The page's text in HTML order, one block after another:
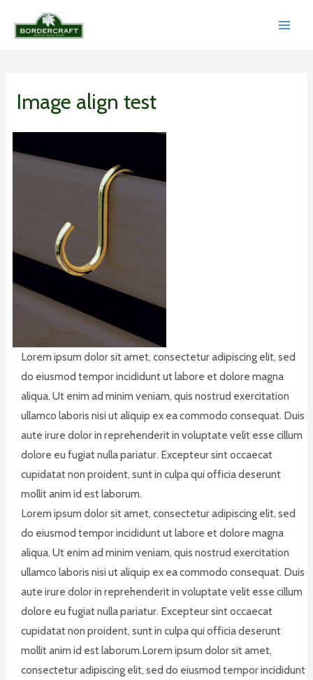
Image align test
Lorem ipsum dolor sit amet, consectetur adipiscing elit, sed
do eiusmod tempor incididunt ut labore et dolore magna
aliqua. Ut enim ad minim veniam, quis nostrud exercitation
ullamco laboris nisi ut aliquip ex ea commodo consequat. Duis
aute irure dolor in reprehenderit in voluptate velit esse cillum
dolore eu fugiat nulla pariatur. Excepteur sint occaecat
cupidatat non proident, sunt in culpa qui officia deserunt
mollit anim id est laborum.
Lorem ipsum dolor sit amet, consectetur adipiscing elit, sed
do eiusmod tempor incididunt ut labore et dolore magna
aliqua. Ut enim ad minim veniam, quis nostrud exercitation
ullamco laboris nisi ut aliquip ex ea commodo consequat. Duis
aute irure dolor in reprehenderit in voluptate velit esse cillum
dolore eu fugiat nulla pariatur. Excepteur sint occaecat
cupidatat non proident, sunt in culpa qui officia deserunt
mollit anim id est laborum.Lorem ipsum dolor sit amet,
consectetur adipiscing elit, sed do eiusmod tempor incididunt